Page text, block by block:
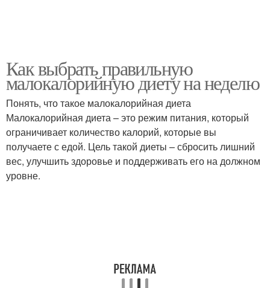
Как выбрать правильную
малокалорийную диету на неделю
Понять, что такое малокалорийная диета
Малокалорийная диета – это режим питания, который
ограничивает количество калорий, которые вы
получаете с едой. Цель такой диеты – сбросить лишний
вес, улучшить здоровье и поддерживать его на должном
уровне.